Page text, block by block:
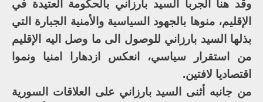
وقد هنأ الجربا السيد بارزاني بالحكومة العتيدة في
الإقليم، منوها بالجهود السياسية والأمنية الجبارة التي
بذلها السيد بارزاني للوصول الى ما وصل اليه الإقليم
من استقرار سياسي، انعكس ازدهارا امنيا ونموا
اقتصاديا لافتين.
من جانبه أثنى السيد بارزاني على العلاقات السورية